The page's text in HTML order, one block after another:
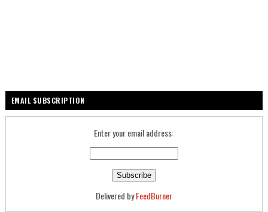
EMAIL SUBSCRIPTION
Enter your email address:
Delivered byFeedBurner